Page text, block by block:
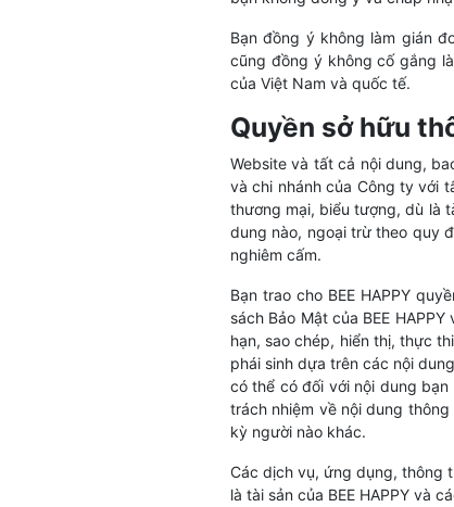
Bạn đồng ý không làm gián
cũng đồng ý không cố gắng
của Việt Nam và quốc tế.
Quyền sở hữu
Website và tất cả nội dung,
và chi nhánh của Công ty với
thương mại, biểu tượng, dù là
dung nào, ngoại trừ theo quy
nghiêm cấm.
Bạn trao cho BEE HAPPY
sách Bảo Mật của BEE
hạn, sao chép, hiển thị, thực
phái sinh dựa trên các nội
có thể có đối với nội dung bạn
trách nhiệm về nội dung
kỳ người nào khác.
Các dịch vụ, ứng dụng, thông
là tài sản của BEE HAPPY và